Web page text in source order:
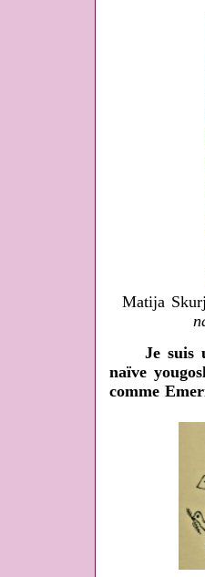
Matija
Je suis un
naïve
comme